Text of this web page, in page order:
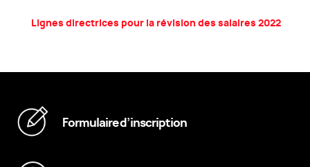
Lignes directrices pour la révision des salaires 2022
Formulaire d’inscription